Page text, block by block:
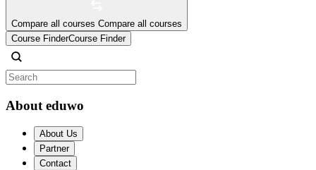
Compare all courses Compare all courses
Course FinderCourse Finder
About eduwo
About Us
Partner
Contact